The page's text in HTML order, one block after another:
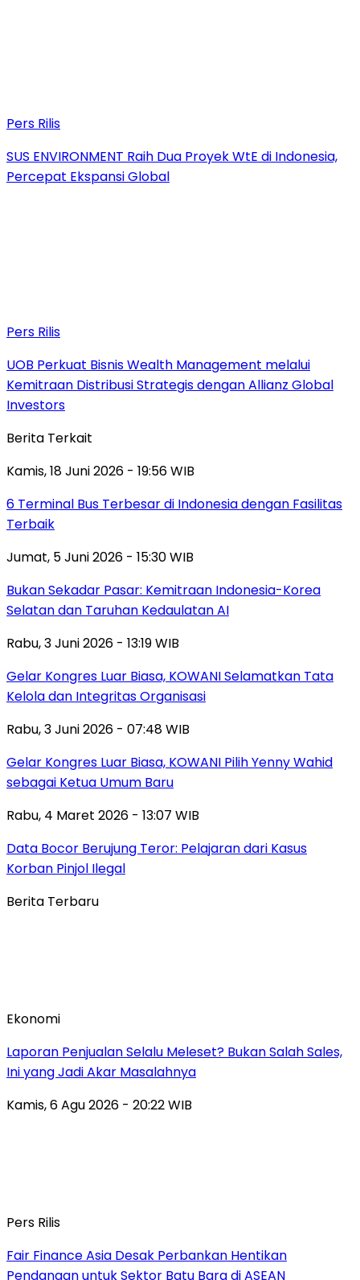
Pers Rilis
SUS ENVIRONMENT Raih Dua Proyek WtE di Indonesia,
Percepat Ekspansi Global
Pers Rilis
UOB Perkuat Bisnis Wealth Management melalui
Kemitraan Distribusi Strategis dengan Allianz Global
Investors
Berita Terkait
Kamis, 18 Juni 2026 - 19:56 WIB
6 Terminal Bus Terbesar di Indonesia dengan Fasilitas
Terbaik
Jumat, 5 Juni 2026 - 15:30 WIB
Bukan Sekadar Pasar: Kemitraan Indonesia-Korea
Selatan dan Taruhan Kedaulatan AI
Rabu, 3 Juni 2026 - 13:19 WIB
Gelar Kongres Luar Biasa, KOWANI Selamatkan Tata
Kelola dan Integritas Organisasi
Rabu, 3 Juni 2026 - 07:48 WIB
Gelar Kongres Luar Biasa, KOWANI Pilih Yenny Wahid
sebagai Ketua Umum Baru
Rabu, 4 Maret 2026 - 13:07 WIB
Data Bocor Berujung Teror: Pelajaran dari Kasus
Korban Pinjol Ilegal
Berita Terbaru
Ekonomi
Laporan Penjualan Selalu Meleset? Bukan Salah Sales,
Ini yang Jadi Akar Masalahnya
Kamis, 6 Agu 2026 - 20:22 WIB
Pers Rilis
Fair Finance Asia Desak Perbankan Hentikan
Pendanaan untuk Sektor Batu Bara di ASEAN